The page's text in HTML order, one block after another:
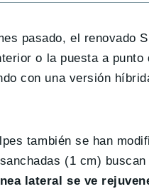
pasado, el renovado
o la puesta a punto
con una versión
también se han
(1 cm) buscan
lateral se ve